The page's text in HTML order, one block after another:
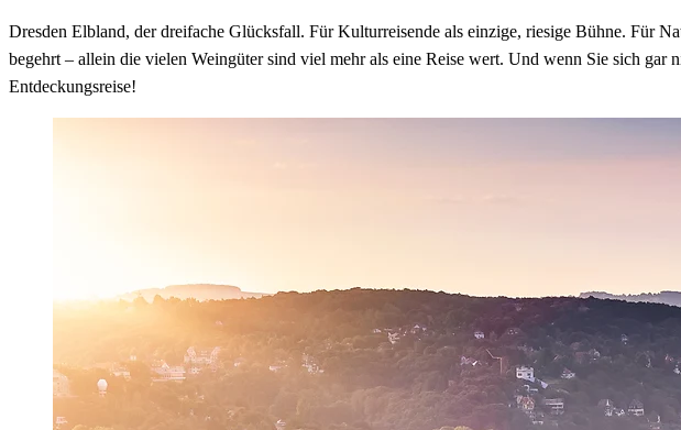
Dresden Elbland, der dreifache Glücksfall. Für Kulturreisende als einzige, riesige Bühne. Für
begehrt – allein die vielen Weingüter sind viel mehr als eine Reise wert. Und wenn Sie sich
Entdeckungsreise!